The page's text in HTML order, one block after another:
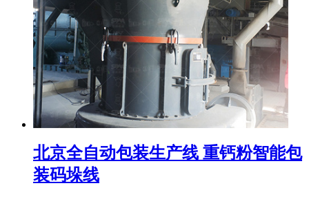
北京全自动包装生产线 重钙粉智能包
装码垛线